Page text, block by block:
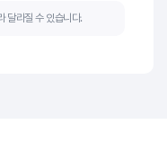
달라질 수 있습니다.